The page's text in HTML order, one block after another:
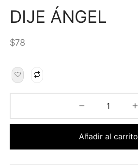
DIJE ÁNGEL
$78
Añadir al carrito